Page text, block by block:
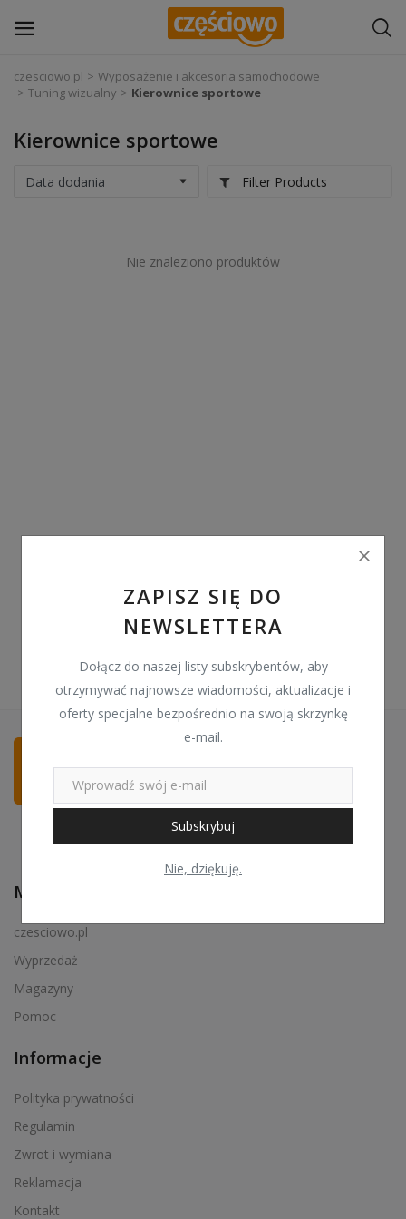
Zaloguj się
Zarejestruj
Wyposażenie i akcesoria samochodowe
Polski
ZAPISZ SIĘ DO
NEWSLETTERA
Dołącz do naszej listy subskrybentów, aby
otrzymywać najnowsze wiadomości, aktualizacje i
oferty specjalne bezpośrednio na swoją skrzynkę
e-mail.
Subskrybuj
Nie, dziękuję.
czesciowo.pl
Wyposażenie i akcesoria samochodowe
Tuning wizualny
Kierownice sportowe
Kierownice sportowe
Filter Products
Nie znaleziono produktów
Menu podręczne
czesciowo.pl
Wyprzedaż
Magazyny
Pomoc
Informacje
Polityka prywatności
Regulamin
Zwrot i wymiana
Reklamacja
Kontakt